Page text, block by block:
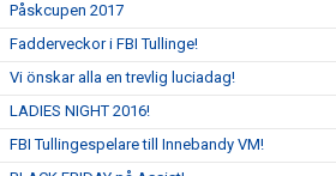
Påskcupen 2017
Fadderveckor i FBI Tullinge!
Vi önskar alla en trevlig luciadag!
LADIES NIGHT 2016!
FBI Tullingespelare till Innebandy VM!